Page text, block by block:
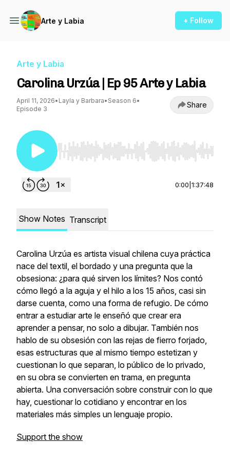
Arte y Labia + Follow
Arte y Labia
Carolina Urzúa | Ep 95 Arte y Labia
April 11, 2026• Layla y Barbara• Season 6•
Episode 3
Share
Use Left/Right to seek, Home/End to jump to
0:00 1:37:48
Show Notes Transcript
Carolina Urzúa es artista visual chilena cuya práctica
nace del textil, el bordado y una pregunta que la
obsesiona: ¿para qué sirven los límites? Nos contó
cómo llegó a la aguja y el hilo a los 15 años, casi sin
darse cuenta, como una forma de refugio. De cómo
entrar a estudiar arte le enseñó que crear era
aprender a pensar, no solo a dibujar. También nos
hablo de su obsesión con las rejas de fierro forjado,
esas estructuras que al mismo tiempo estetizan y
cuestionan lo que separan, lo público de lo privado,
en su obra se convierten en trama, en pregunta
abierta. Una conversación sobre construir con lo que
hay, cuestionar lo cotidiano y encontrar en los
materiales más simples un lenguaje propio.
Support the show